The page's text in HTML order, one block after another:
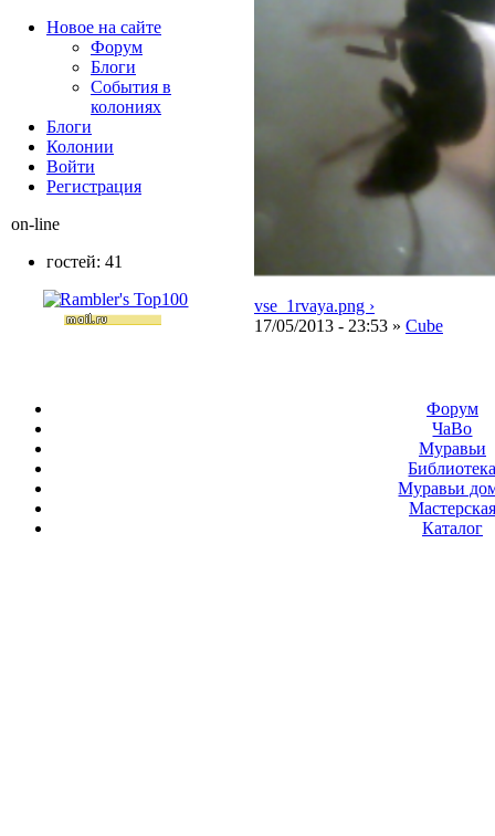
vse_1rvaya.png ›
17/05/2013 - 23:53 » Cube
Новое на сайте
Форум
Блоги
События в
колониях
Блоги
Колонии
Войти
Peгиcтpaция
on-line
гостей: 41
Форум
ЧаВо
Муравьи
Муравьи
Мастерская
Каталог